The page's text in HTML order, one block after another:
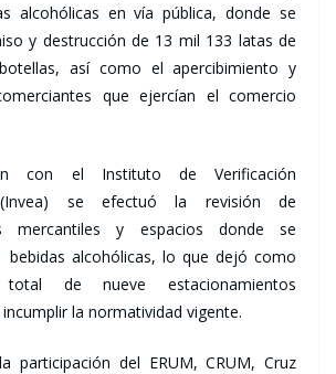
alcohólicas en vía pública, donde se
y destrucción de 13 mil 133 latas de
así como el apercibimiento y
que ejercían el comercio
con el Instituto de Verificación
(Invea) se efectuó la revisión de
mercantiles y espacios donde se
bebidas alcohólicas, lo que dejó como
de nueve estacionamientos
la normatividad vigente.
participación del ERUM, CRUM, Cruz